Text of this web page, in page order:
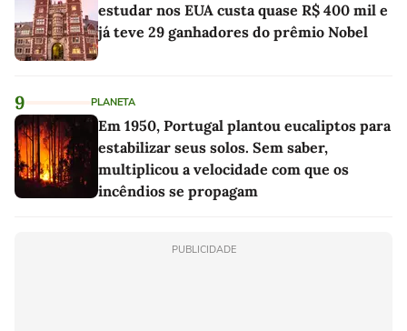
estudar nos EUA custa quase R$ 400 mil e
já teve 29 ganhadores do prêmio Nobel
9 PLANETA
Em 1950, Portugal plantou eucaliptos para
estabilizar seus solos. Sem saber,
multiplicou a velocidade com que os
incêndios se propagam
PUBLICIDADE